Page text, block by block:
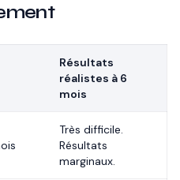
Résultats
réalistes à 6
mois
Très difficile.
Résultats
marginaux.